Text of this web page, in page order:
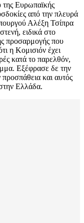
της Ευρωπαϊκής
από την πλευρά
Αλέξη Τσίπρα
ειδικά στο
προσαρμογής που
η Κομισιόν έχει
κατά το παρελθόν,
Εξέφρασε δε την
προσπάθεια και αυτός
Ελλάδα.